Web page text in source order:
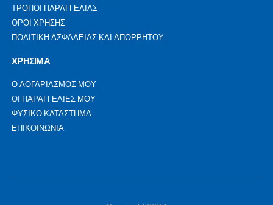
ΤΡΟΠΟΙ ΠΑΡΑΓΓΕΛΙΑΣ
ΟΡΟΙ ΧΡΗΣΗΣ
ΠΟΛΙΤΙΚΗ ΑΣΦΑΛΕΙΑΣ ΚΑΙ ΑΠΟΡΡΗΤΟΥ
ΧΡΗΣΙΜΑ
Ο ΛΟΓΑΡΙΑΣΜΟΣ ΜΟΥ
ΟΙ ΠΑΡΑΓΓΕΛΙΕΣ ΜΟΥ
ΦΥΣΙΚΟ ΚΑΤΑΣΤΗΜΑ
ΕΠΙΚΟΙΝΩΝΙΑ